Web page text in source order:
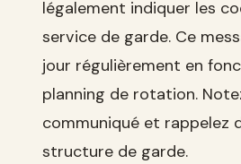
légalement indiquer les
service de garde. Ce
jour régulièrement en
planning de rotation.
communiqué et rappelez
structure de garde.